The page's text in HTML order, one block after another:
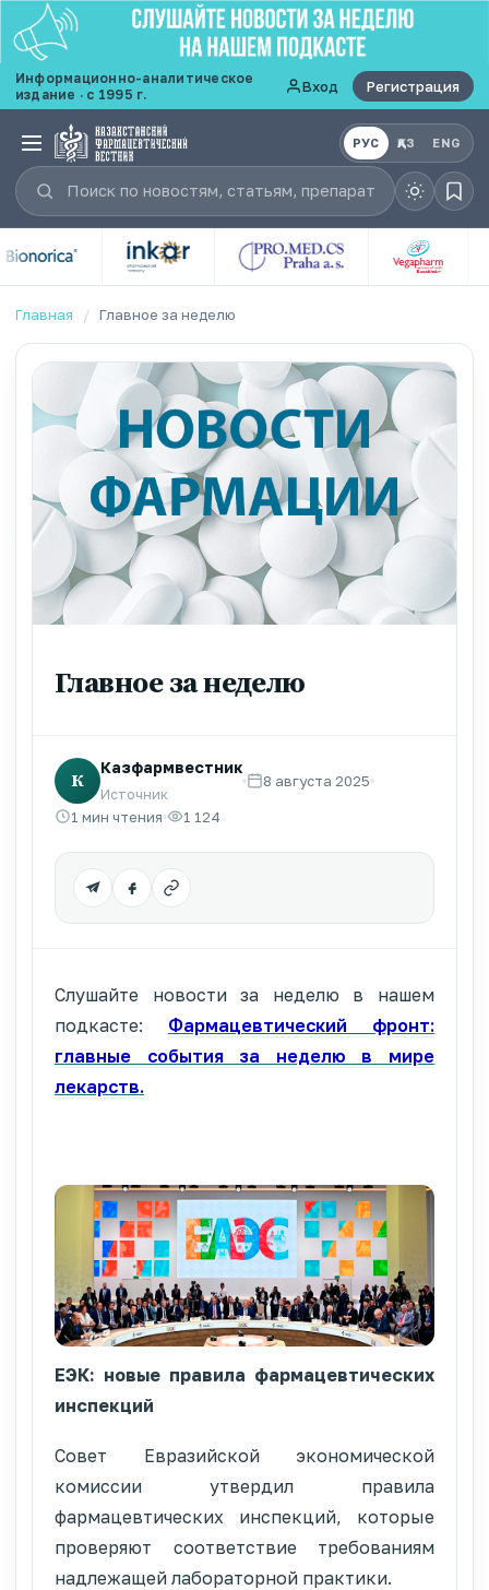
Информационно-аналитическое
издание · с 1995 г.
Вход Регистрация
РУС ҚАЗ ENG
Главная / Главное за неделю
Главное за неделю
К
Казфармвестник
Источник
8 августа 2025
1 мин чтения 1 124
Слушайте новости за неделю в нашем
подкасте: Фармацевтический фронт:
главные события за неделю в мире
лекарств.
ЕЭК: новые правила фармацевтических
инспекций
Совет Евразийской экономической
комиссии утвердил правила
фармацевтических инспекций, которые
проверяют соответствие требованиям
надлежащей лабораторной практики.